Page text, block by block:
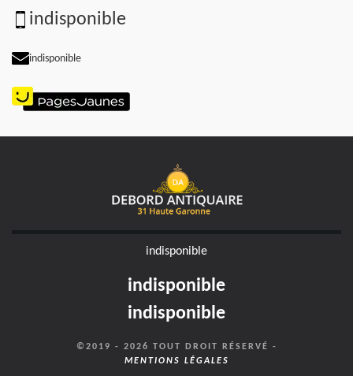
indisponible
indisponible
indisponible
indisponible
indisponible
©2019 - 2026 TOUT DROIT RÉSERVÉ -
MENTIONS LÉGALES